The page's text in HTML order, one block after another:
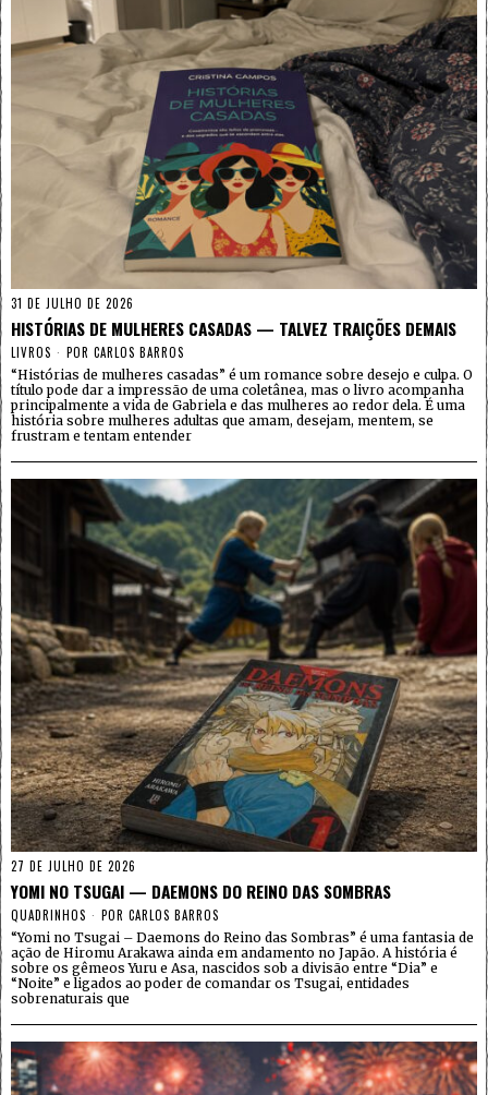
31 DE JULHO DE 2026
HISTÓRIAS DE MULHERES CASADAS — TALVEZ TRAIÇÕES DEMAIS
LIVROS POR CARLOS BARROS
“Histórias de mulheres casadas” é um romance sobre desejo e culpa. O
título pode dar a impressão de uma coletânea, mas o livro acompanha
principalmente a vida de Gabriela e das mulheres ao redor dela. É uma
história sobre mulheres adultas que amam, desejam, mentem, se
frustram e tentam entender
27 DE JULHO DE 2026
YOMI NO TSUGAI — DAEMONS DO REINO DAS SOMBRAS
QUADRINHOS POR CARLOS BARROS
“Yomi no Tsugai – Daemons do Reino das Sombras” é uma fantasia de
ação de Hiromu Arakawa ainda em andamento no Japão. A história é
sobre os gêmeos Yuru e Asa, nascidos sob a divisão entre “Dia” e
“Noite” e ligados ao poder de comandar os Tsugai, entidades
sobrenaturais que